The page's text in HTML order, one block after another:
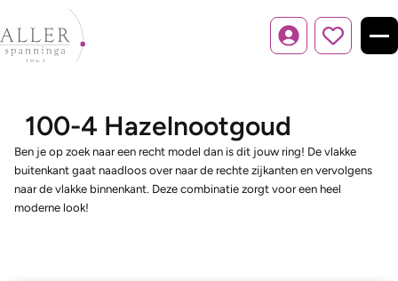
Inloggen
100-4 Hazelnootgoud
Ben je op zoek naar een recht model dan is dit jouw ring! De vlakke
buitenkant gaat naadloos over naar de rechte zijkanten en vervolgens
naar de vlakke binnenkant. Deze combinatie zorgt voor een heel
moderne look!